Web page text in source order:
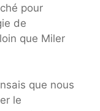
pour
de
que Miler
que nous
le